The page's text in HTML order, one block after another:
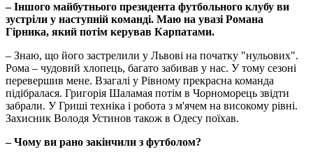
– Іншого майбутнього президента футбольного клубу ви
зустріли у наступній команді. Маю на увазі Романа
Гірника, який потім керував Карпатами.
– Знаю, що його застрелили у Львові на початку "нульових".
Рома – чудовий хлопець, багато забивав у нас. У тому сезоні
перевершив мене. Взагалі у Рівному прекрасна команда
підібралася. Григорія Шаламая потім в Чорноморець звідти
забрали. У Гриші техніка і робота з м'ячем на високому рівні.
Захисник Володя Устинов також в Одесу поїхав.
– Чому ви рано закінчили з футболом?